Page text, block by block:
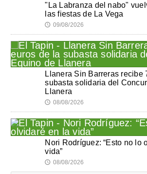
"La Labranza del nabo"
las fiestas de La Vega
🕔 09/08/2026
Llanera Sin Barreras recibe
subasta solidaria del
Llanera
🕔 08/08/2026
Nori Rodríguez: “Esto no lo
vida”
🕔 08/08/2026